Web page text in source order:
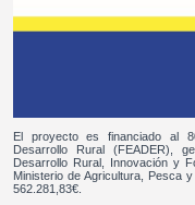
El proyecto es financiado al
Desarrollo Rural (FEADER),
Desarrollo Rural, Innovación y
Ministerio de Agricultura, Pesca
562.281,83€.